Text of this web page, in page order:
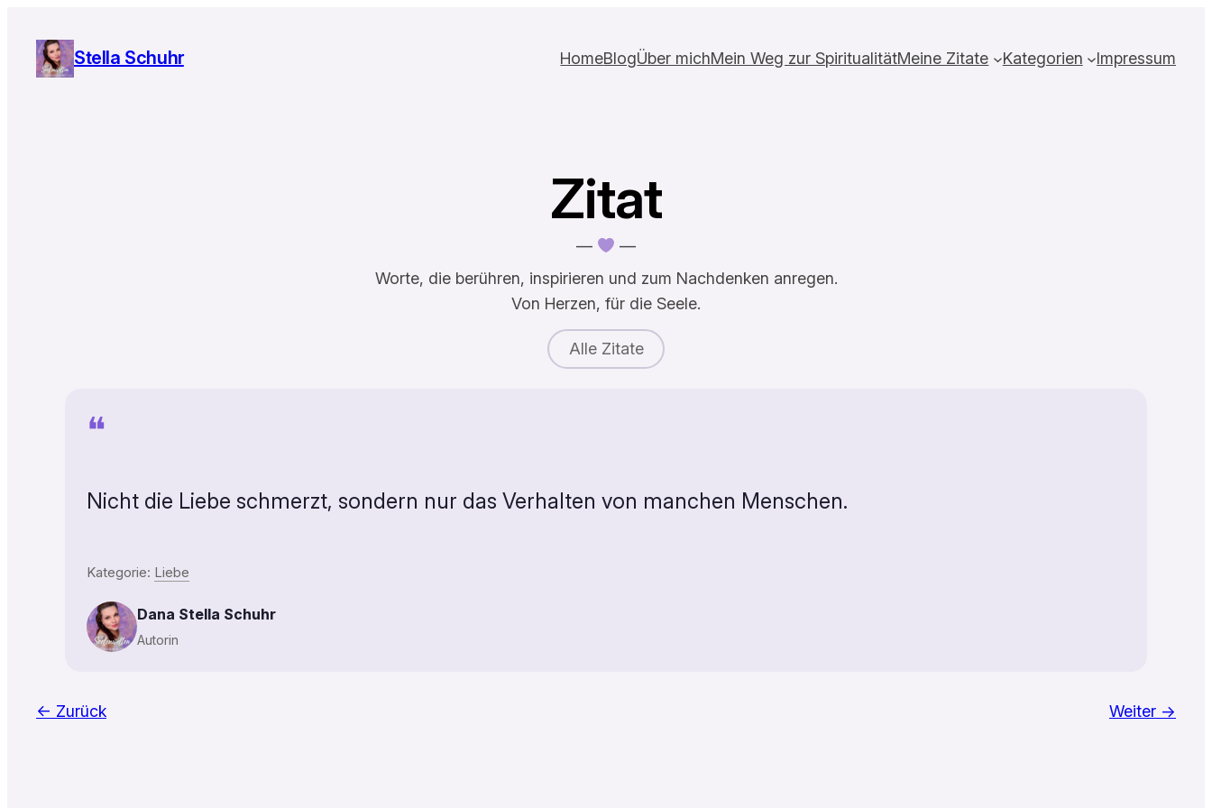
Inhalt
springen
Stella Schuhr HomeBlogÜber michMein Weg zur SpiritualitätMeine Zitate Kategorien Impressum
Zitat
—
—
Worte, die berühren, inspirieren und zum Nachdenken anregen.
Von Herzen, für die Seele.
Alle Zitate
❝
Nicht die Liebe schmerzt, sondern nur das Verhalten von manchen Menschen.
Kategorie: Liebe
Dana Stella Schuhr
Autorin
← Zurück Weiter →